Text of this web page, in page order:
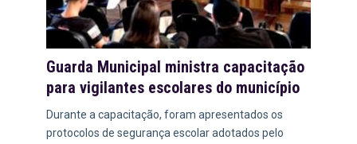
Guarda Municipal ministra capacitação
para vigilantes escolares do município
Durante a capacitação, foram apresentados os
protocolos de segurança escolar adotados pelo